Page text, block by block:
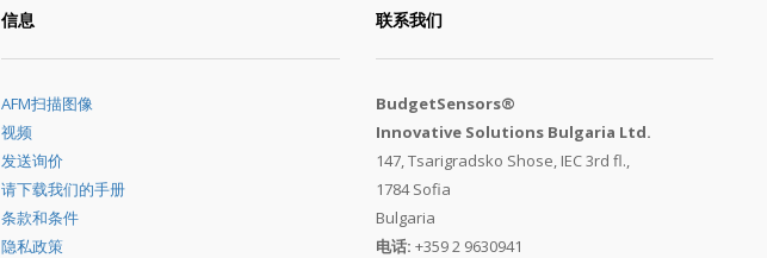
信息
AFM扫描图像
视频
发送询价
请下载我们的手册
条款和条件
隐私政策
联系我们
BudgetSensors®
Innovative Solutions Bulgaria Ltd.
147, Tsarigradsko Shose, IEC 3rd fl.,
1784 Sofia
Bulgaria
电话: +359 2 9630941